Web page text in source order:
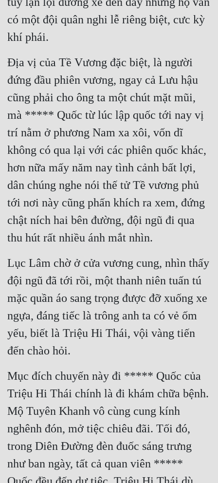
Cổ Tiên Hiệp
Cổ Đại
Du Hí
Dã Sử
Dị Giới
Dị Năng
Gia Đấu
Huyền Huyễn
Huyền Nghi
Huyền Ảo
Hài Hước
Hệ Thống
Học Đường
Khoa Huyễn
Khoa Huyễn Không Gian
Kinh Dị
Kiếm Hiệp
Kỳ Huyễn
Kỳ Ảo
Linh Dị
Làm Giàu
Lịch Sử
có một đội quân nghi lễ riêng biệt, cưc kỳ
khí phái.
Địa vị của Tề Vương đặc biệt, là người
đứng đầu phiên vương, ngay cả Lưu hậu
cũng phải cho ông ta một chút mặt mũi,
mà ***** Quốc từ lúc lập quốc tới nay vị
trí nằm ở phương Nam xa xôi, vốn dĩ
không có qua lại với các phiên quốc khác,
hơn nữa mấy năm nay tình cảnh bất lợi,
dân chúng nghe nói thế tử Tề vương phủ
tới nơi này cũng phấn khích ra xem, đứng
chật ních hai bên đường, đội ngũ đi qua
thu hút rất nhiều ánh mắt nhìn.
Lục Lâm chờ ở cửa vương cung, nhìn thấy
đội ngũ đã tới rồi, một thanh niên tuấn tú
mặc quần áo sang trọng được đỡ xuống xe
ngựa, đáng tiếc là trông anh ta có vẻ ốm
yếu, biết là Triệu Hi Thái, vội vàng tiến
đến chào hỏi.
Mục đích chuyến này đi ***** Quốc của
Triệu Hi Thái chính là đi khám chữa bệnh.
Mộ Tuyên Khanh vô cùng cung kính
nghênh đón, mở tiệc chiêu đãi. Tối đó,
trong Diên Đường đèn đuốc sáng trưng
như ban ngày, ​​tất cả quan viên *****